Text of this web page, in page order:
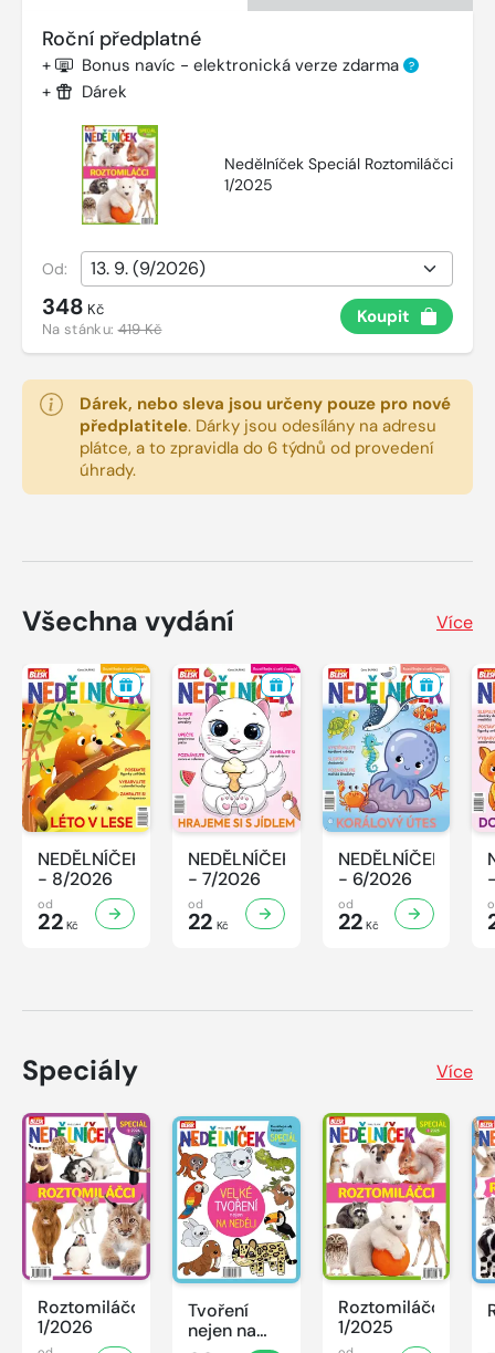
Roční předplatné
+ Bonus navíc - elektronická verze zdarma ?
+ Dárek
Nedělníček Speciál Roztomiláčci
1/2025
Od:
348 Kč
Na stánku:419 Kč
Koupit
Dárek, nebo sleva jsou určeny pouze pro nové
předplatitele. Dárky jsou odesílány na adresu
plátce, a to zpravidla do 6 týdnů od provedení
úhrady.
Všechna vydání Více
NEDĚLNÍČEK
- 8/2026
od
22 Kč
NEDĚLNÍČEK
- 7/2026
od
22 Kč
NEDĚLNÍČEK
- 6/2026
od
22 Kč
Speciály Více
Roztomiláčci
1/2026
Tvoření
nejen na
Roztomiláčci
1/2025